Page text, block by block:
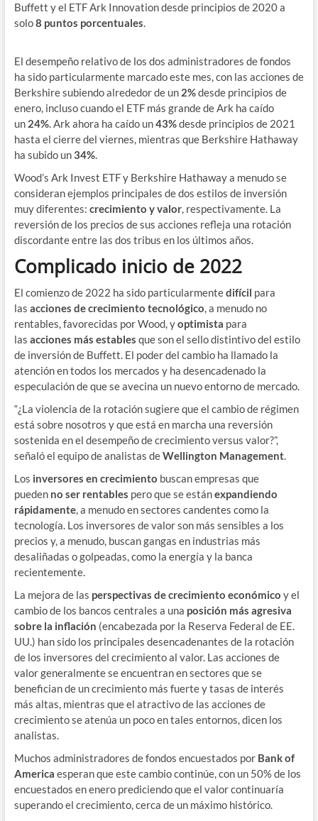
Buffett y el ETF Ark Innovation desde principios de 2020 a
solo8 puntos porcentuales.
El desempeño relativo de los dos administradores de fondos
ha sido particularmente marcado este mes, con las acciones de
Berkshire subiendo alrededor de un 2%desde principios de
enero, incluso cuando el ETF más grande de Ark ha caído
un 24%. Ark ahora ha caído un43%desde principios de 2021
hasta el cierre del viernes, mientras que Berkshire Hathaway
ha subido un34%.
Wood’s Ark Invest ETF y Berkshire Hathaway a menudo se
consideran ejemplos principales de dos estilos de inversión
muy diferentes: crecimiento y valor, respectivamente. La
reversión de los precios de sus acciones refleja una rotación
discordante entre las dos tribus en los últimos años.
Complicado inicio de 2022
El comienzo de 2022 ha sido particularmentedifícil para
las acciones de crecimiento tecnológico, a menudo no
rentables, favorecidas por Wood, yoptimista para
las acciones más estables que son el sello distintivo del estilo
de inversión de Buffett. El poder del cambio ha llamado la
atención en todos los mercados y ha desencadenado la
especulación de que se avecina un nuevo entorno de mercado.
“¿La violencia de la rotación sugiere que el cambio de régimen
está sobre nosotros y que está en marcha una reversión
sostenida en el desempeño de crecimiento versus valor?”,
señaló el equipo de analistas deWellington Management.
Los inversores en crecimiento buscan empresas que
pueden no ser rentables pero que se estánexpandiendo
rápidamente, a menudo en sectores candentes como la
tecnología. Los inversores de valor son más sensibles a los
precios y, a menudo, buscan gangas en industrias más
desaliñadas o golpeadas, como la energía y la banca
recientemente.
La mejora de las perspectivas de crecimiento económico y el
cambio de los bancos centrales a una posición más agresiva
sobre la inflación (encabezada por la Reserva Federal de EE.
UU.) han sido los principales desencadenantes de la rotación
de los inversores del crecimiento al valor. Las acciones de
valor generalmente se encuentran en sectores que se
benefician de un crecimiento más fuerte y tasas de interés
más altas, mientras que el atractivo de las acciones de
crecimiento se atenúa un poco en tales entornos, dicen los
analistas.
Muchos administradores de fondos encuestados por Bank of
America esperan que este cambio continúe, con un 50% de los
encuestados en enero prediciendo que el valor continuaría
superando el crecimiento, cerca de un máximo histórico.